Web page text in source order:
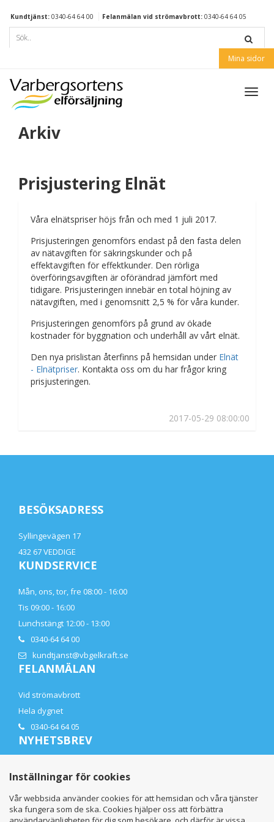
Kundtjänst: 0340-64 64 00 Felanmälan vid strömavbrott: 0340-64 64 05
Mina sidor
Arkiv
Prisjustering Elnät
2017-05-29 08:00:00
Våra elnätspriser höjs från och med 1 juli 2017.
Prisjusteringen genomförs endast på den fasta delen
av nätavgiften för säkringskunder och på
effektavgiften för effektkunder. Den rörliga
överföringsavgiften är oförändrad jämfört med
tidigare. Prisjusteringen innebär en total höjning av
nätavgiften, med i genomsnitt 2,5 % för våra kunder.
Prisjusteringen genomförs på grund av ökade
kostnader för byggnation och underhåll av vårt elnät.
Den nya prislistan återfinns på hemsidan under Elnät
- Elnätpriser. Kontakta oss om du har frågor kring
prisjusteringen.
BESÖKSADRESS
Syllingevägen 17
432 67 VEDDIGE
KUNDSERVICE
Mån, ons, tor, fre 08:00 - 16:00
Tis 09:00 - 16:00
Lunchstängt 12:00 - 13:00
0340-64 64 00
kundtjanst@vbgelkraft.se
FELANMÄLAN
Vid strömavbrott
Hela dygnet
0340-64 64 05
NYHETSBREV
Inställningar för cookies
Vår webbsida använder cookies för att hemsidan och våra tjänster
ska fungera som de ska. Cookies hjälper oss att förbättra